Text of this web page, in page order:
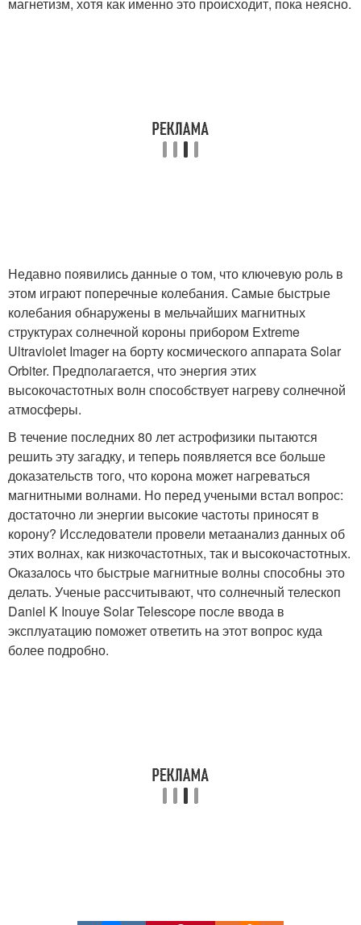
Недавно появились данные о том, что ключевую роль в
этом играют поперечные колебания. Самые быстрые
колебания обнаружены в мельчайших магнитных
структурах солнечной короны прибором Extreme
Ultraviolet Imager на борту космического аппарата Solar
Orbiter. Предполагается, что энергия этих
высокочастотных волн способствует нагреву солнечной
атмосферы.
В течение последних 80 лет астрофизики пытаются
решить эту загадку, и теперь появляется все больше
доказательств того, что корона может нагреваться
магнитными волнами. Но перед учеными встал вопрос:
достаточно ли энергии высокие частоты приносят в
корону? Исследователи провели метаанализ данных об
этих волнах, как низкочастотных, так и высокочастотных.
Оказалось что быстрые магнитные волны способны это
делать. Ученые рассчитывают, что солнечный телескоп
Daniel K Inouye Solar Telescope после ввода в
эксплуатацию поможет ответить на этот вопрос куда
более подробно.